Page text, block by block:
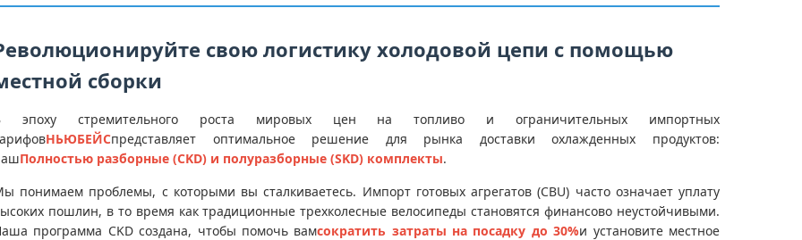
свою логистику холодовой цепи с помощью
сборки
эпоху стремительного роста мировых цен на топливо и ограничительных импортных
НЬЮБЕЙСпредставляет оптимальное решение для рынка доставки охлажденных продуктов:
Полностью разборные (CKD) и полуразборные (SKD) комплекты.
понимаем проблемы, с которыми вы сталкиваетесь. Импорт готовых агрегатов (CBU) часто означает уплату
пошлин, в то время как традиционные трехколесные велосипеды становятся финансово неустойчивыми.
программа CKD создана, чтобы помочь вамсократить затраты на посадку до 30%и установите местное